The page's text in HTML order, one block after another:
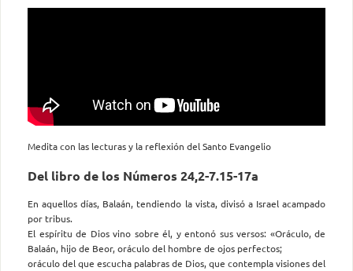
Medita con las lecturas y la reflexión del Santo Evangelio
Del libro de los Números 24,2-7.15-17a
En aquellos días, Balaán, tendiendo la vista, divisó a Israel acampado
por tribus.
El espíritu de Dios vino sobre él, y entonó sus versos: «Oráculo, de
Balaán, hijo de Beor, oráculo del hombre de ojos perfectos;
oráculo del que escucha palabras de Dios, que contempla visiones del